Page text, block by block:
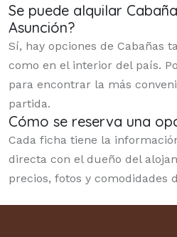
Se puede alquilar
Asunción?
Sí, hay opciones de Cabañas
como en el interior del país.
para encontrar la más
partida.
Cómo se reserva una
Cada ficha tiene la
directa con el dueño del
precios, fotos y comodidades